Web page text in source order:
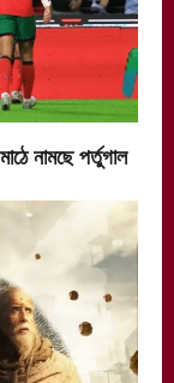
নামছে পর্তুগাল